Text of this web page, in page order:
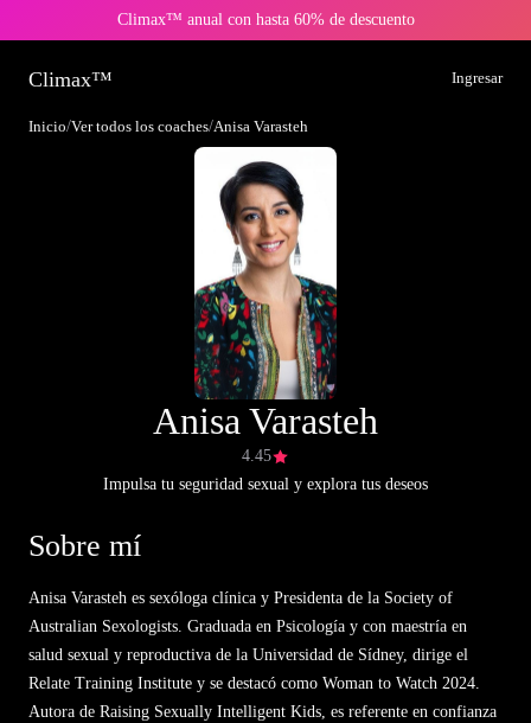
Climax™ anual con hasta 60% de descuento
Climax™ Ingresar
Inicio/Ver todos los coaches/Anisa Varasteh
Anisa Varasteh
4.45
Impulsa tu seguridad sexual y explora tus deseos
Sobre mí
Anisa Varasteh es sexóloga clínica y Presidenta de la Society of
Australian Sexologists. Graduada en Psicología y con maestría en
salud sexual y reproductiva de la Universidad de Sídney, dirige el
Relate Training Institute y se destacó como Woman to Watch 2024.
Autora de Raising Sexually Intelligent Kids, es referente en confianza